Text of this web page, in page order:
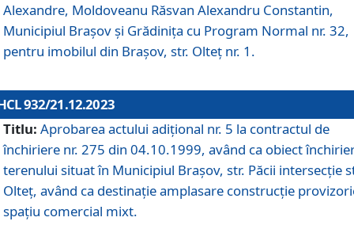
Alexandre, Moldoveanu Răsvan Alexandru Constantin,
Municipiul Braşov şi Grădinița cu Program Normal nr. 32,
pentru imobilul din Brașov, str. Olteț nr. 1.
932/21.12.2023
Titlu: Aprobarea actului adițional nr. 5 la contractul de
închiriere nr. 275 din 04.10.1999, având ca obiect
terenului situat în Municipiul Brașov, str. Păcii intersecție
Olteț, având ca destinație amplasare construcție
spațiu comercial mixt.